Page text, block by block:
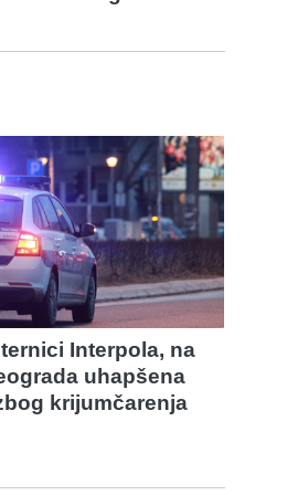
Interpola, na
uhapšena
krijumčarenja